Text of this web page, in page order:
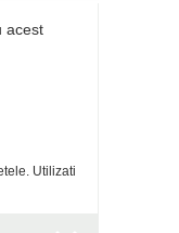
acest
Utilizati